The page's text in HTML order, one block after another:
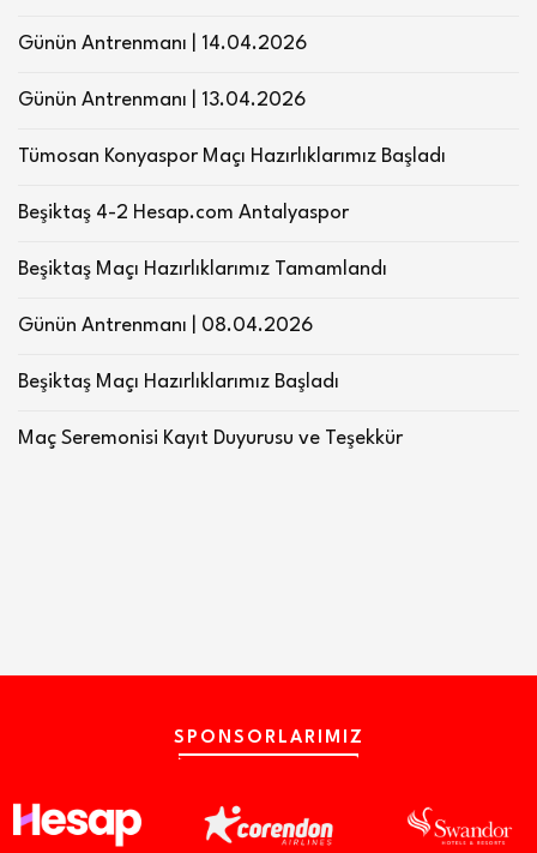
Günün Antrenmanı | 14.04.2026
Günün Antrenmanı | 13.04.2026
Tümosan Konyaspor Maçı Hazırlıklarımız Başladı
Beşiktaş 4-2 Hesap.com Antalyaspor
Beşiktaş Maçı Hazırlıklarımız Tamamlandı
Günün Antrenmanı | 08.04.2026
Beşiktaş Maçı Hazırlıklarımız Başladı
Maç Seremonisi Kayıt Duyurusu ve Teşekkür
SPONSORLARIMIZ